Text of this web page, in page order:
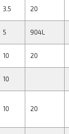
3.5 20
5 904L
10 20
10
10 20